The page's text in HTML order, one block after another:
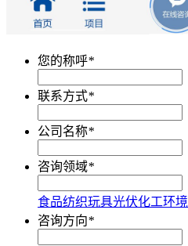
您的称呼*
联系方式*
公司名称*
咨询领域*
食品纺织玩具光伏化工环境
咨询方向*